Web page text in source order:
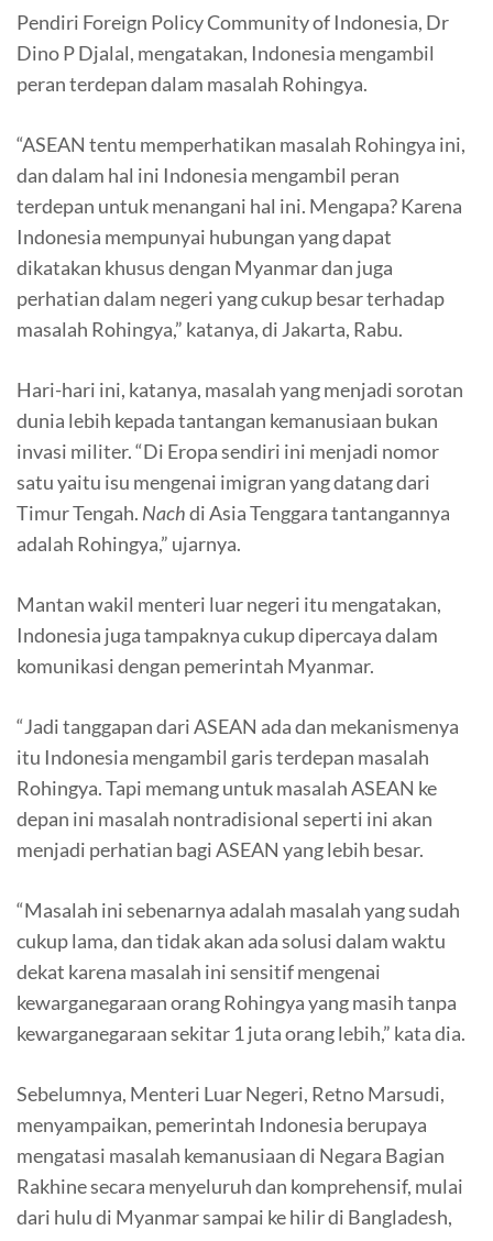
Pendiri Foreign Policy Community of Indonesia, Dr
Dino P Djalal, mengatakan, Indonesia mengambil
peran terdepan dalam masalah Rohingya.
“ASEAN tentu memperhatikan masalah Rohingya ini,
dan dalam hal ini Indonesia mengambil peran
terdepan untuk menangani hal ini. Mengapa? Karena
Indonesia mempunyai hubungan yang dapat
dikatakan khusus dengan Myanmar dan juga
perhatian dalam negeri yang cukup besar terhadap
masalah Rohingya,” katanya, di Jakarta, Rabu.
Hari-hari ini, katanya, masalah yang menjadi sorotan
dunia lebih kepada tantangan kemanusiaan bukan
invasi militer. “Di Eropa sendiri ini menjadi nomor
satu yaitu isu mengenai imigran yang datang dari
Timur Tengah. Nachdi Asia Tenggara tantangannya
adalah Rohingya,” ujarnya.
Mantan wakil menteri luar negeri itu mengatakan,
Indonesia juga tampaknya cukup dipercaya dalam
komunikasi dengan pemerintah Myanmar.
“Jadi tanggapan dari ASEAN ada dan mekanismenya
itu Indonesia mengambil garis terdepan masalah
Rohingya. Tapi memang untuk masalah ASEAN ke
depan ini masalah nontradisional seperti ini akan
menjadi perhatian bagi ASEAN yang lebih besar.
“Masalah ini sebenarnya adalah masalah yang sudah
cukup lama, dan tidak akan ada solusi dalam waktu
dekat karena masalah ini sensitif mengenai
kewarganegaraan orang Rohingya yang masih tanpa
kewarganegaraan sekitar 1 juta orang lebih,” kata dia.
Sebelumnya, Menteri Luar Negeri, Retno Marsudi,
menyampaikan, pemerintah Indonesia berupaya
mengatasi masalah kemanusiaan di Negara Bagian
Rakhine secara menyeluruh dan komprehensif, mulai
dari hulu di Myanmar sampai ke hilir di Bangladesh,